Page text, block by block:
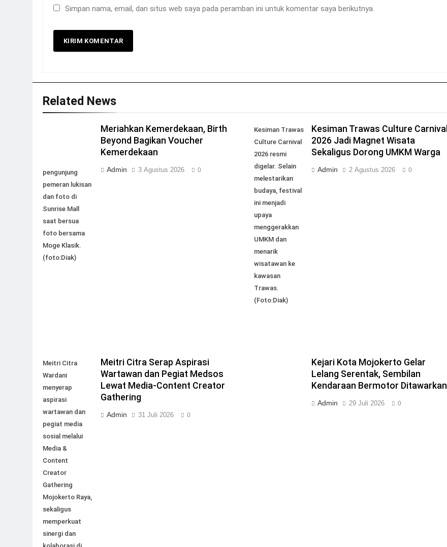
Simpan nama, email, dan situs web saya pada peramban ini untuk komentar saya berikutnya.
Related News
pengunjung
pemeran lukisan
dan foto di
Sunrise Mall
saat bersua
foto bersama
Moge Klasik.
(foto:Diak)
Meriahkan Kemerdekaan, Birth
Beyond Bagikan Voucher
Kemerdekaan
Admin 3 Agustus 2026 0
Kesiman Trawas
Culture Carnival
2026 resmi
digelar. Selain
melestarikan
budaya, festival
ini menjadi
upaya
menggerakkan
UMKM dan
menarik
wisatawan ke
kawasan
Trawas.
(Foto:Diak)
Kesiman Trawas Culture Carnival
2026 Jadi Magnet Wisata
Sekaligus Dorong UMKM Warga
Admin 2 Agustus 2026 0
Meitri Citra
Wardani
menyerap
aspirasi
wartawan dan
pegiat media
sosial melalui
Media &
Content
Creator
Gathering
Mojokerto Raya,
sekaligus
memperkuat
sinergi dan
Meitri Citra Serap Aspirasi
Wartawan dan Pegiat Medsos
Lewat Media-Content Creator
Gathering
Admin 31 Juli 2026 0
Kejari Kota Mojokerto Gelar
Lelang Serentak, Sembilan
Kendaraan Bermotor Ditawarkan
Admin 29 Juli 2026 0